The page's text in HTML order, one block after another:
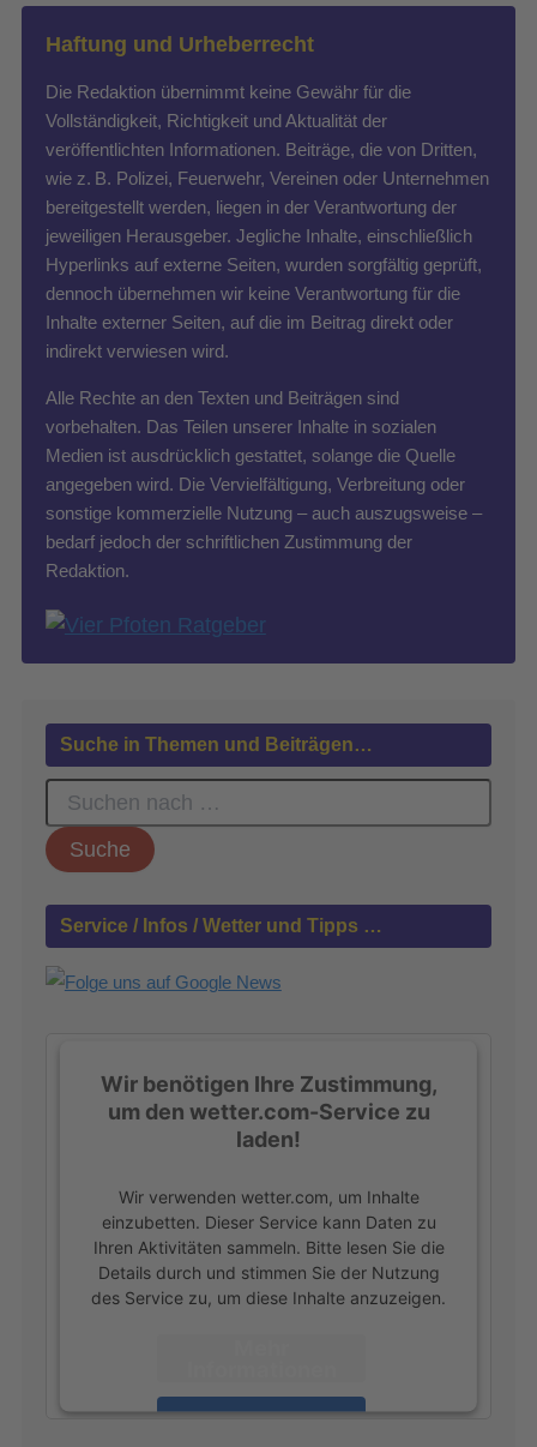
Haftung und Urheberrecht
Die Redaktion übernimmt keine Gewähr für die
Vollständigkeit, Richtigkeit und Aktualität der
veröffentlichten Informationen. Beiträge, die von Dritten,
wie z. B. Polizei, Feuerwehr, Vereinen oder Unternehmen
bereitgestellt werden, liegen in der Verantwortung der
jeweiligen Herausgeber. Jegliche Inhalte, einschließlich
Hyperlinks auf externe Seiten, wurden sorgfältig geprüft,
dennoch übernehmen wir keine Verantwortung für die
Inhalte externer Seiten, auf die im Beitrag direkt oder
indirekt verwiesen wird.
Alle Rechte an den Texten und Beiträgen sind
vorbehalten. Das Teilen unserer Inhalte in sozialen
Medien ist ausdrücklich gestattet, solange die Quelle
angegeben wird. Die Vervielfältigung, Verbreitung oder
sonstige kommerzielle Nutzung – auch auszugsweise –
bedarf jedoch der schriftlichen Zustimmung der
Redaktion.
Suche in Themen und Beiträgen…
c
h
n
c
Service / Infos / Wetter und Tipps …
Wir benötigen Ihre Zustimmung,
um den wetter.com-Service zu
laden!
Wir verwenden wetter.com, um Inhalte
einzubetten. Dieser Service kann Daten zu
Ihren Aktivitäten sammeln. Bitte lesen Sie die
Details durch und stimmen Sie der Nutzung
des Service zu, um diese Inhalte anzuzeigen.
Akzeptieren